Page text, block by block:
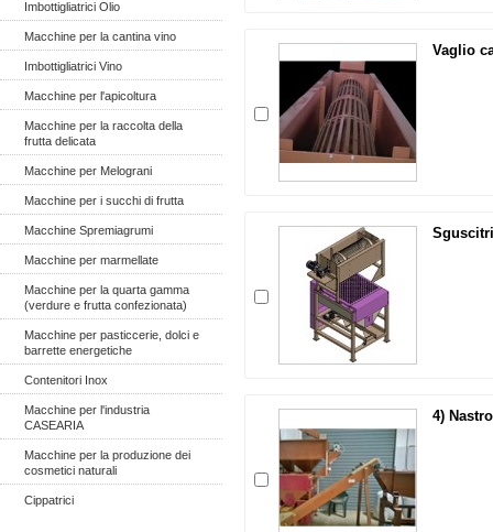
Imbottigliatrici Olio
Macchine per la cantina vino
Imbottigliatrici Vino
Macchine per l'apicoltura
Macchine per la raccolta della
frutta delicata
Macchine per Melograni
Macchine per i succhi di frutta
Macchine Spremiagrumi
Macchine per marmellate
Macchine per la quarta gamma
(verdure e frutta confezionata)
Macchine per pasticcerie, dolci e
barrette energetiche
Contenitori Inox
Macchine per l'industria
CASEARIA
Macchine per la produzione dei
cosmetici naturali
Cippatrici
Vaglio
4)